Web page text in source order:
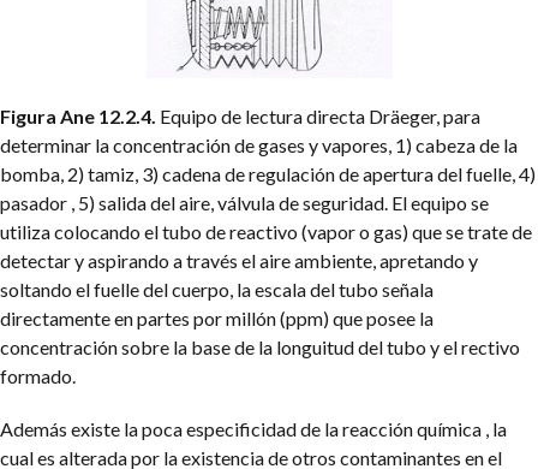
Figura Ane 12.2.4. Equipo de lectura directa Dräeger, para
determinar la concentración de gases y vapores, 1) cabeza de la
bomba, 2) tamiz, 3) cadena de regulación de apertura del fuelle, 4)
pasador , 5) salida del aire, válvula de seguridad. El equipo se
utiliza colocando el tubo de reactivo (vapor o gas) que se trate de
detectar y aspirando a través el aire ambiente, apretando y
soltando el fuelle del cuerpo, la escala del tubo señala
directamente en partes por millón (ppm) que posee la
concentración sobre la base de la longuitud del tubo y el rectivo
formado.
Además existe la poca especificidad de la reacción química , la
cual es alterada por la existencia de otros contaminantes en el